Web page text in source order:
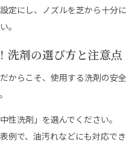
定にし、ノズルを芝から十分に
。
洗剤の選び方と注意点
からこそ、使用する洗剤の安全
性洗剤」を選んでください。
例で、油汚れなどにも対応でき